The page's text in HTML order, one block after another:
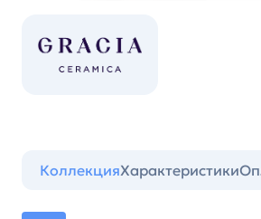
КоллекцияХарактеристики